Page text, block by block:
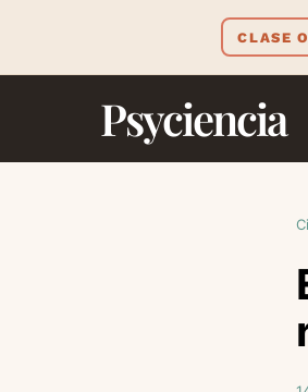
CLASE
Psyciencia